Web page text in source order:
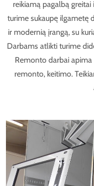
reikiamą pagalbą
turime sukaupę ilgametę
ir modernią įrangą, su
Darbams atlikti turime
Remonto darbai
remonto, keitimo.